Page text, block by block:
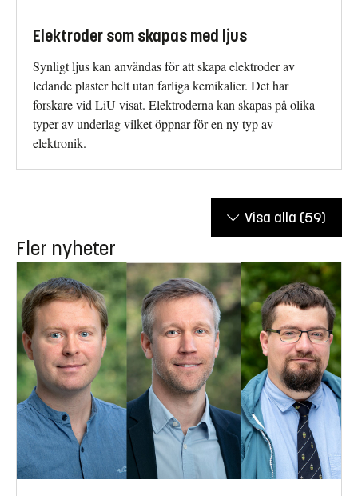
Elektroder som skapas med ljus
Synligt ljus kan användas för att skapa elektroder av
ledande plaster helt utan farliga kemikalier. Det har
forskare vid LiU visat. Elektroderna kan skapas på olika
typer av underlag vilket öppnar för en ny typ av
elektronik.
Visa alla (59)
Fler nyheter